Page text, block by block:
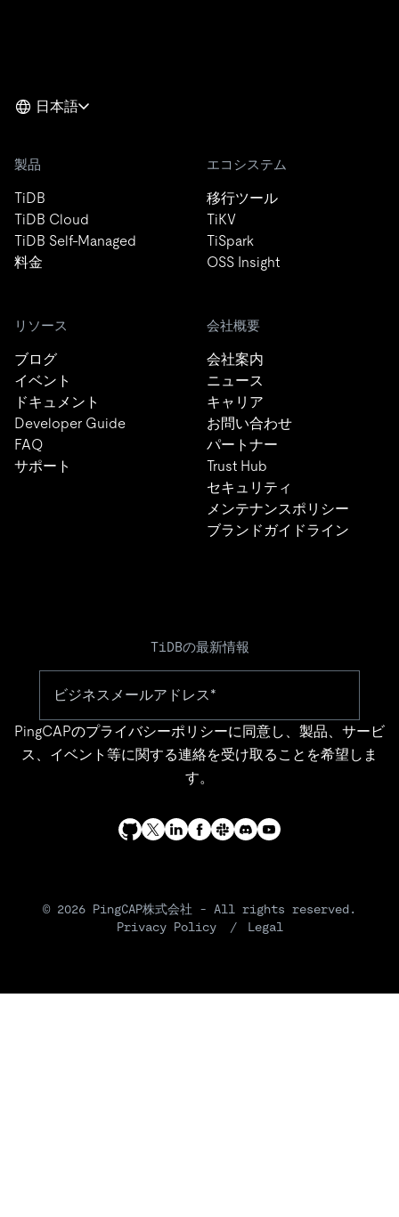
日本語
製品
TiDB
TiDB Cloud
TiDB Self-Managed
料金
エコシステム
移行ツール
TiKV
TiSpark
OSS Insight
リソース
ブログ
イベント
ドキュメント
Developer Guide
FAQ
サポート
会社概要
会社案内
ニュース
キャリア
お問い合わせ
パートナー
Trust Hub
セキュリティ
メンテナンスポリシー
ブランドガイドライン
TiDBの最新情報
PingCAPのプライバシーポリシーに同意し、製品、サービ
ス、イベント等に関する連絡を受け取ることを希望しま
す。
© 2026 PingCAP株式会社 - All rights reserved.
Privacy Policy
Legal